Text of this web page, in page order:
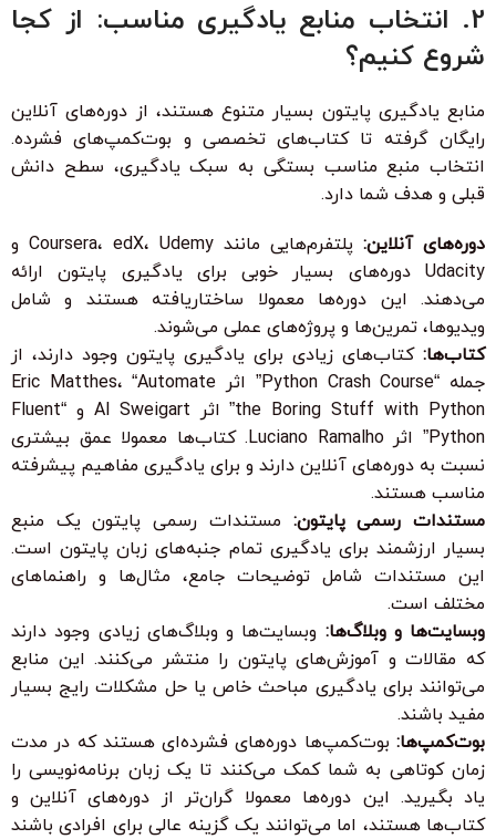
2. انتخاب منابع یادگیری مناسب: از کجا
شروع کنیم؟
منابع یادگیری پایتون بسیار متنوع هستند، از دوره‌های آنلاین
رایگان گرفته تا کتاب‌های تخصصی و بوت‌کمپ‌های فشرده.
انتخاب منبع مناسب بستگی به سبک یادگیری، سطح دانش
قبلی و هدف شما دارد.
دوره‌های آنلاین:
پلتفرم‌هایی مانند Coursera، edX، Udemy و
Udacity دوره‌های بسیار خوبی برای یادگیری پایتون ارائه
می‌دهند. این دوره‌ها معمولا ساختاریافته هستند و شامل
ویدیوها، تمرین‌ها و پروژه‌های عملی می‌شوند.
کتاب‌ها: کتاب‌های زیادی برای یادگیری پایتون وجود دارند، از
جمله “Python Crash Course” اثر Eric Matthes، “Automate
the Boring Stuff with Python” اثر Al Sweigart و “Fluent
Python” اثر Luciano Ramalho. کتاب‌ها معمولا عمق بیشتری
نسبت به دوره‌های آنلاین دارند و برای یادگیری مفاهیم پیشرفته
مناسب هستند.
مستندات رسمی پایتون: مستندات رسمی پایتون یک منبع
بسیار ارزشمند برای یادگیری تمام جنبه‌های زبان پایتون است.
این مستندات شامل توضیحات جامع، مثال‌ها و راهنماهای
مختلف است.
وبسایت‌ها و وبلاگ‌ها: وبسایت‌ها و وبلاگ‌های زیادی وجود دارند
که مقالات و آموزش‌های پایتون را منتشر می‌کنند. این منابع
می‌توانند برای یادگیری مباحث خاص یا حل مشکلات رایج بسیار
مفید باشند.
بوت‌کمپ‌ها: بوت‌کمپ‌ها دوره‌های فشرده‌ای هستند که در مدت
زمان کوتاهی به شما کمک می‌کنند تا یک زبان برنامه‌نویسی را
یاد بگیرید. این دوره‌ها معمولا گران‌تر از دوره‌های آنلاین و
کتاب‌ها هستند، اما می‌توانند یک گزینه عالی برای افرادی باشند